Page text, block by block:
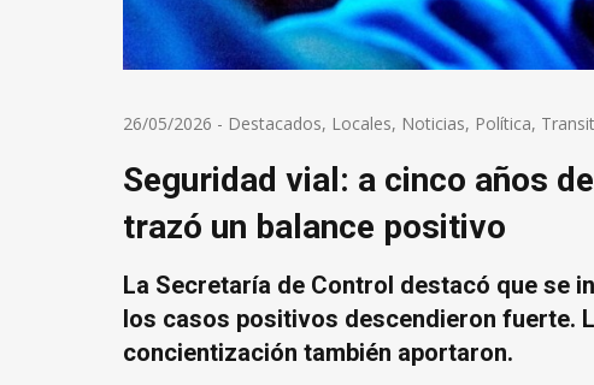
26/05/2026 - Destacados, Locales, Noticias, Política,
Seguridad vial: a cinco años
trazó un balance positivo
La Secretaría de Control destacó que se
los casos positivos descendieron fuerte.
concientización también aportaron.